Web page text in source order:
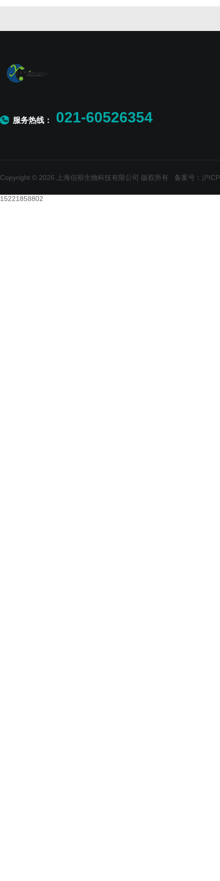
服务热线： 021-60526354
Copyright © 2026 上海信裕生物科技有限公司 版权所有 备案号：沪
15221858802